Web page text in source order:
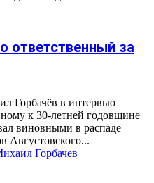
ответственный за
Горбачёв в интервью
к 30-летней годовщине
виновными в распаде
Августовского...
Горбачев